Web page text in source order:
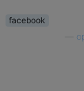
facebook